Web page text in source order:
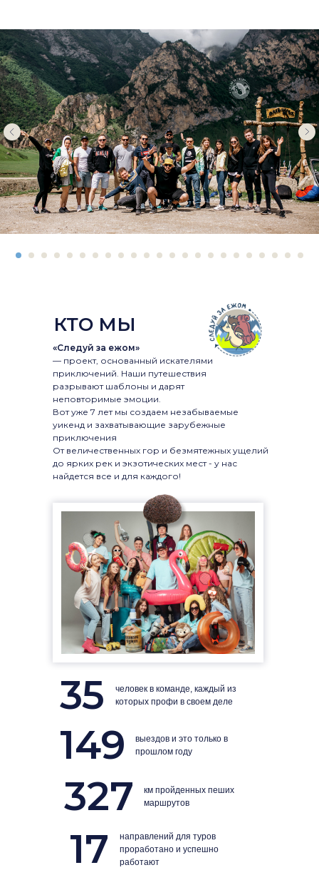
КТО МЫ
«Следуй за ежом»
— проект, основанный искателями
приключений. Наши путешествия
разрывают шаблоны и дарят
неповторимые эмоции.
км пройденных пеших
маршрутов
327
направлений для туров
проработано и успешно
работают
17
выездов и это только в
прошлом году
149
человек в команде, каждый из
которых профи в своем деле
35
Вот уже 7 лет мы создаем незабываемые
уикенд и захватывающие зарубежные
приключения
От величественных гор и безмятежных ущелий
до ярких рек и экзотических мест - у нас
найдется все и для каждого!